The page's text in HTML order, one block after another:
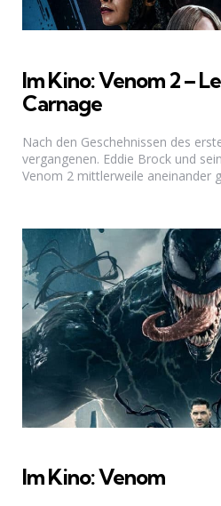
Im Kino: Venom 2 –
Carnage
Nach den Geschehnissen des
vergangenen. Eddie Brock und
Venom 2 mittlerweile aneinander
Im Kino: Venom